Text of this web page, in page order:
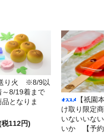
り火 ※8/9以
～8/19着まで
となりま
112円)
【祇園
け取り限
いないいな
いか 【予約